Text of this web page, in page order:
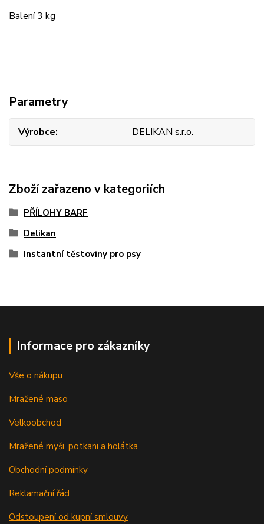
Balení 3 kg
Parametry
Výrobce DELIKAN s.r.o.
Zboží zařazeno v kategoriích
PŘÍLOHY BARF
Delikan
Instantní těstoviny pro psy
Informace pro zákazníky
Vše o nákupu
Mražené maso
Velkoobchod
Mražené myši, potkani a holátka
Obchodní podmínky
Reklamační řád
Odstoupení od kupní smlouvy